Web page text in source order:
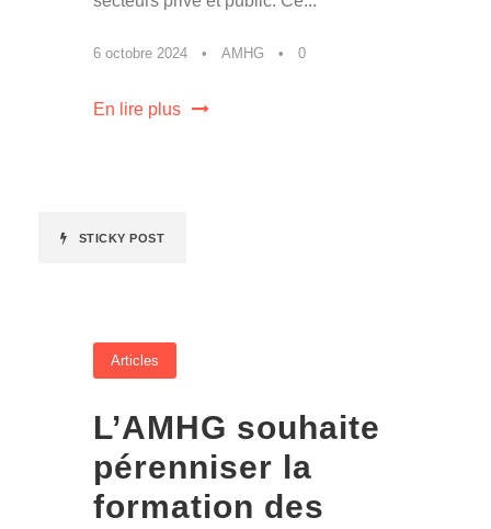
6 octobre 2024 • AMHG • 0
En lire plus
STICKY POST
Articles
L’AMHG souhaite
pérenniser la
formation des